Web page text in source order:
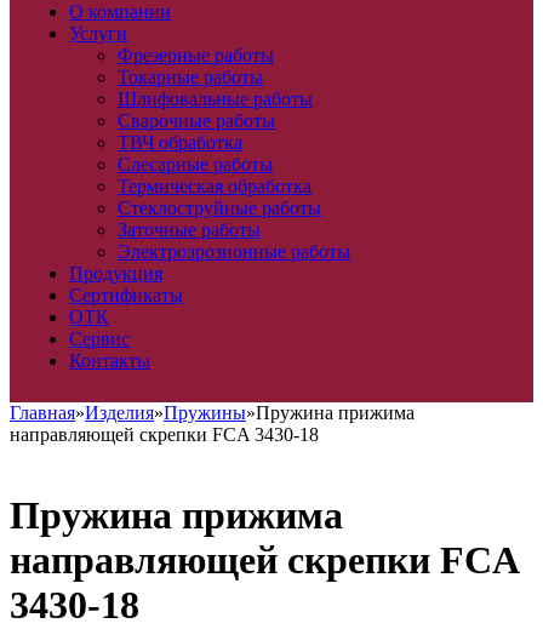
О компании
Услуги
Фрезерные работы
Токарные работы
Шлифовальные работы
Сварочные работы
ТВЧ обработка
Слесарные работы
Термическая обработка
Стеклоструйные работы
Заточные работы
Электроэрозионные работы
Продукция
Сертификаты
ОТК
Сервис
Контакты
Главная»Изделия»Пружины»Пружина прижима
направляющей скрепки FCA 3430-18
Пружина прижима
направляющей скрепки FCA
3430-18